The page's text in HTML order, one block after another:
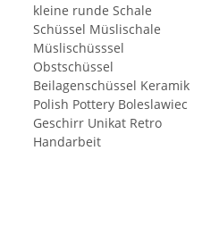
kleine runde Schale
Schüssel Müslischale
Müslischüsssel
Obstschüssel
Beilagenschüssel Keramik
Polish Pottery Boleslawiec
Geschirr Unikat Retro
Handarbeit